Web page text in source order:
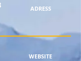
ADRESS
WEBSITE